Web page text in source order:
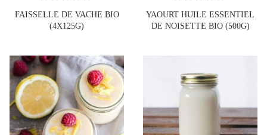
FAISSELLE DE VACHE BIO
(4X125G)
YAOURT HUILE ESSENTIEL
DE NOISETTE BIO (500G)